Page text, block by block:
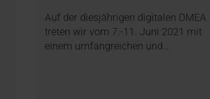
Auf der diesjährigen digitalen DMEA
treten wir vom 7.-11. Juni 2021 mit
einem umfangreichen und…